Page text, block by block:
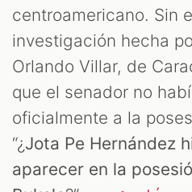
centroamericano. Sin
investigación hecha
Orlando Villar, de
que el senador no
oficialmente a la
“¿Jota Pe Hernández
aparecer en la